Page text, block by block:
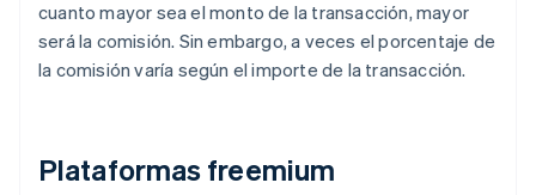
cuanto mayor sea el monto de la transacción, mayor
será la comisión. Sin embargo, a veces el porcentaje de
la comisión varía según el importe de la transacción.
Plataformas freemium